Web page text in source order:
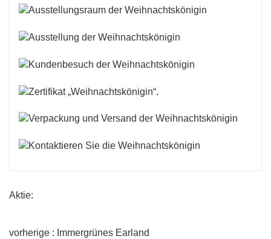
Aktie:
vorherige : Immergrünes Earland